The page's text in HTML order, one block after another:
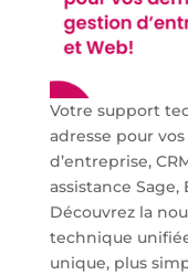
Votre support
adresse pour
d’entreprise,
assistance
Découvrez la
technique
unique, plus